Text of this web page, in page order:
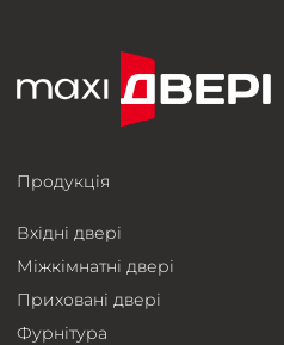
Продукція
Вхідні двері
Міжкімнатні двері
Приховані двері
Фурнітура